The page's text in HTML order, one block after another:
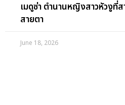
เมดูซ่า ตำนานหญิงสาวหัวงูที่
สายตา
June 18, 2026